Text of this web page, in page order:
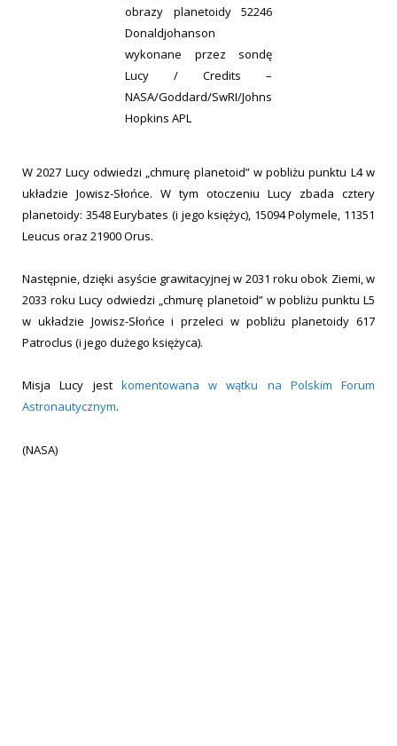
obrazy planetoidy 52246
Donaldjohanson
wykonane przez sondę
Lucy / Credits –
NASA/Goddard/SwRI/Johns
Hopkins APL
W 2027 Lucy odwiedzi „chmurę planetoid” w pobliżu punktu L4 w
układzie Jowisz-Słońce. W tym otoczeniu Lucy zbada cztery
planetoidy: 3548 Eurybates (i jego księżyc), 15094 Polymele, 11351
Leucus oraz 21900 Orus.
Następnie, dzięki asyście grawitacyjnej w 2031 roku obok Ziemi, w
2033 roku Lucy odwiedzi „chmurę planetoid” w pobliżu punktu L5
w układzie Jowisz-Słońce i przeleci w pobliżu planetoidy 617
Patroclus (i jego dużego księżyca).
Misja Lucy jest komentowana w wątku na Polskim Forum
Astronautycznym.
(NASA)